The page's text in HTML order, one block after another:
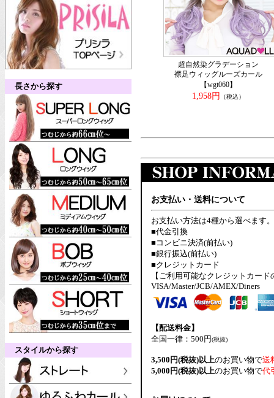
長さから探す
スタイルから探す
超自然染グラデーション
襟足ウィッグルーズカール
【wgt060】
1,958円
（税込）
お支払い・送料について
お支払い方法は4種から選べます。
■代金引換
■コンビニ決済(前払い)
■銀行振込(前払い)
■クレジットカード
【ご利用可能なクレジットカード
VISA/Master/JCB/AMEX/Diners
【配送料金】
全国一律：500円(税抜)
3,500円(税抜)以上のお買い物で送
5,000円(税抜)以上のお買い物で代